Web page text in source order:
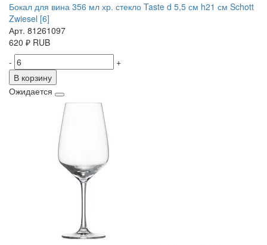
Бокал для вина 356 мл хр. стекло Taste d 5,5 см h21 см Schott
Zwiesel [6]
Арт. 81261097
620 ₽ RUB
-
+
В корзину
Ожидается